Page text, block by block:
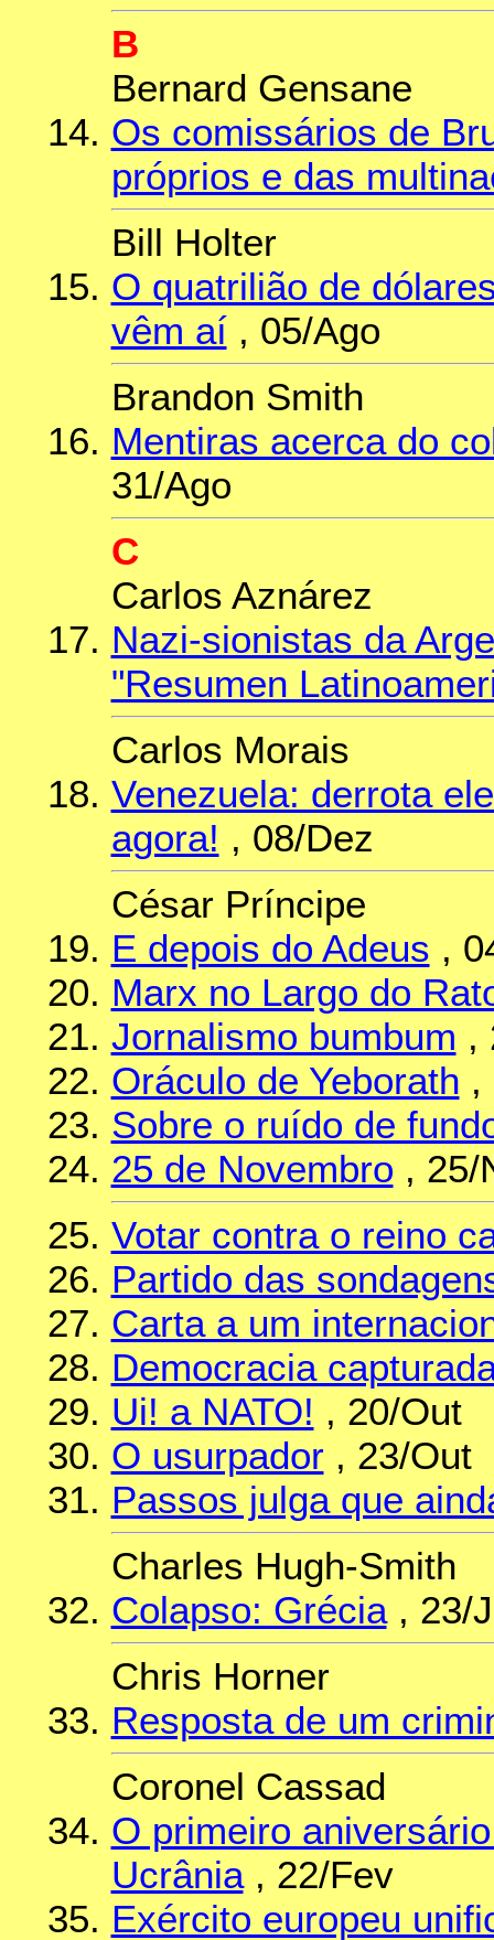
B
Bernard Gensane
Os comissários de
próprios e das
Bill Holter
O quatrilião de
vêm aí, 05/Ago
Brandon Smith
Mentiras acerca do
31/Ago
C
Carlos Aznárez
Nazi-sionistas da
"Resumen
Carlos Morais
Venezuela: derrota
agora! , 08/Dez
César Príncipe
E depois do Adeus ,
Marx no Largo do
Jornalismo bumbum ,
Oráculo de Yeborath ,
Sobre o ruído de
25 de Novembro , 25/
Votar contra o reino
Partido das
Carta a um
Democracia
Ui! a NATO! , 20/Out
O usurpador , 23/Out
Passos julga que
Charles Hugh-Smith
Colapso: Grécia, 23/
Chris Horner
Resposta de um
Coronel Cassad
O primeiro
Ucrânia, 22/Fev
Exército europeu